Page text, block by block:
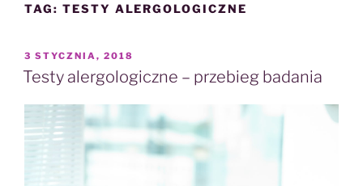
TAG: TESTY ALERGOLOGICZNE
OPUBLIKOWANE
W
3 STYCZNIA, 2018
Testy alergologiczne – przebieg badania